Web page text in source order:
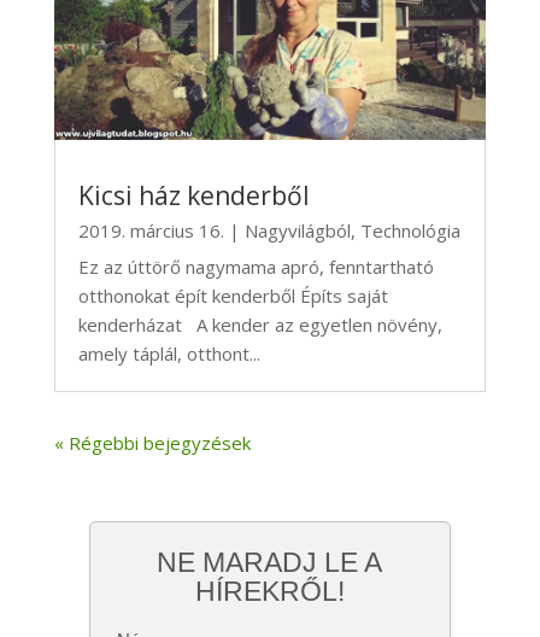
Kicsi ház kenderből
2019. március 16. | Nagyvilágból, Technológia
Ez az úttörő nagymama apró, fenntartható
otthonokat épít kenderből Építs saját
kenderházat A kender az egyetlen növény,
amely táplál, otthont...
« Régebbi bejegyzések
NE MARADJ LE A
HÍREKRŐL!